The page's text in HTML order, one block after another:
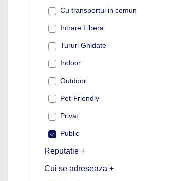
Cu transportul in comun
Intrare Libera
Tururi Ghidate
Indoor
Outdoor
Pet-Friendly
Privat
Public
Reputatie +
Cui se adreseaza +